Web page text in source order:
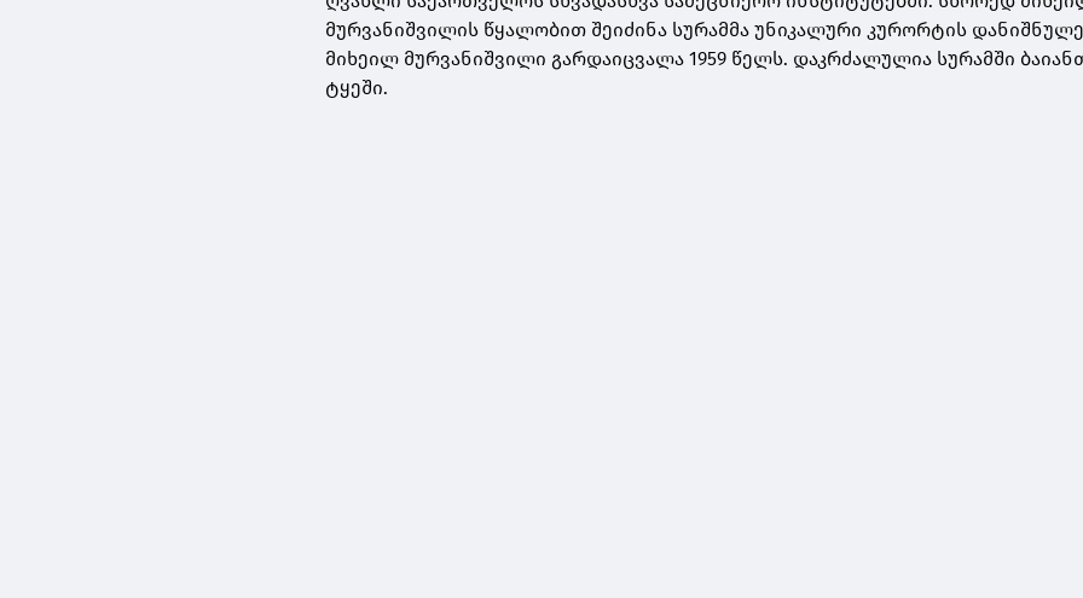
მურვანიშვილის წყალობით შეიძინა სურამმა უნიკალური კურორტის
მიხეილ მურვანიშვილი გარდაიცვალა 1959 წელს. დაკრძალულია სურამში
ტყეში.